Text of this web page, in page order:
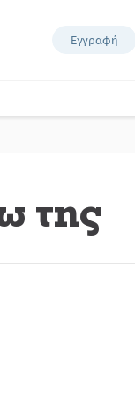
Εγγραφή
της